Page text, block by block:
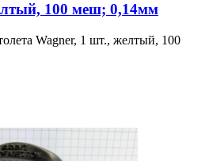
100 меш; 0,14мм
Wagner, 1 шт., желтый, 100